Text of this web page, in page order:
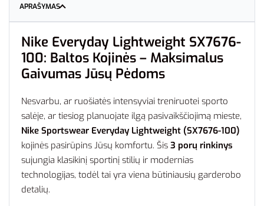
APRAŠYMAS
Nike Everyday Lightweight SX7676-
100: Baltos Kojinės – Maksimalus
Gaivumas Jūsų Pėdoms
Nesvarbu, ar ruošiatės intensyviai treniruotei sporto
salėje, ar tiesiog planuojate ilgą pasivaikščiojimą mieste,
Nike Sportswear Everyday Lightweight (SX7676-100)
kojinės pasirūpins Jūsų komfortu. Šis 3 porų rinkinys
sujungia klasikinį sportinį stilių ir modernias
technologijas, todėl tai yra viena būtiniausių garderobo
detalių.